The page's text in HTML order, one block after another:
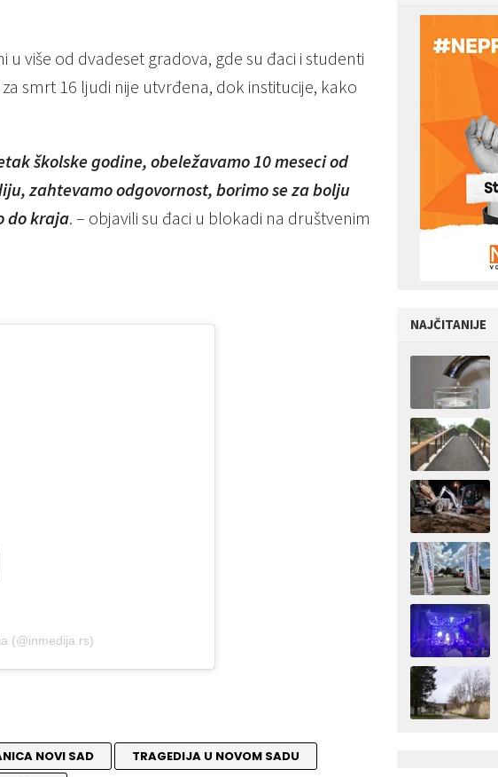
više od dvadeset gradova, gde su đaci i studenti
smrt 16 ljudi nije utvrđena, dok institucije, kako
školske godine, obeležavamo 10 meseci od
zahtevamo odgovornost, borimo se za bolju
do kraja. – objavili su đaci u blokadi na društvenim
(@inmedija.rs)
NOVI SAD
TRAGEDIJA U NOVOM SADU
NAJČITANIJE